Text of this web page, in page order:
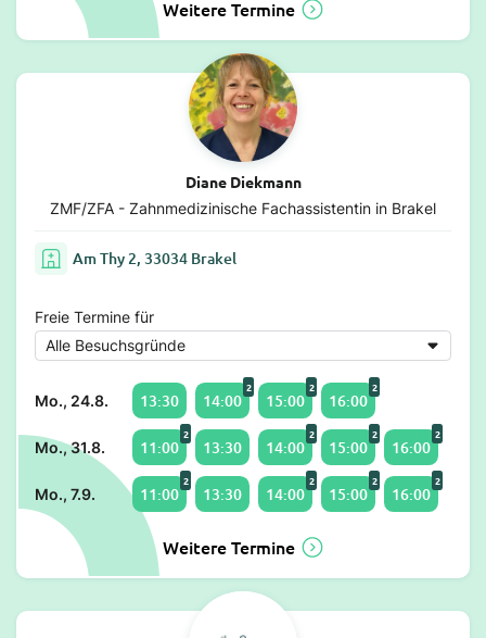
Weitere Termine
Diane Diekmann
ZMF/ZFA - Zahnmedizinische Fachassistentin in Brakel
Am Thy 2, 33034 Brakel
Freie Termine für
Mo., 24.8. 13:30 14:00
2
15:00
2
16:00
2
Mo., 31.8. 11:00
2
13:30 14:00
2
15:00
2
16:00
2
Mo., 7.9. 11:00
2
13:30 14:00
2
15:00
2
16:00
2
Weitere Termine